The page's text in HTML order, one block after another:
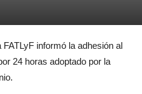
informó la adhesión al
24 horas adoptado por la